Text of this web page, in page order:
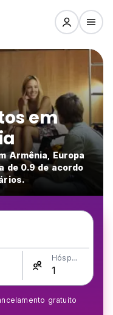
em
Armênia, Europa
de 0.9 de acordo
Hóspedes
gratuito